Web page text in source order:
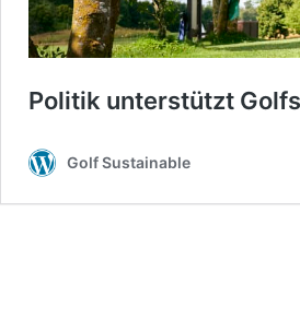
Politik unterstützt
Golf Sustainable